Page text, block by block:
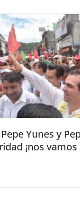
Yunes y
¡nos